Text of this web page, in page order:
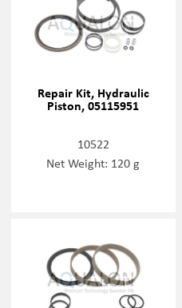
Repair Kit, Hydraulic
Piston, 05115951
10522
Net Weight: 120 g